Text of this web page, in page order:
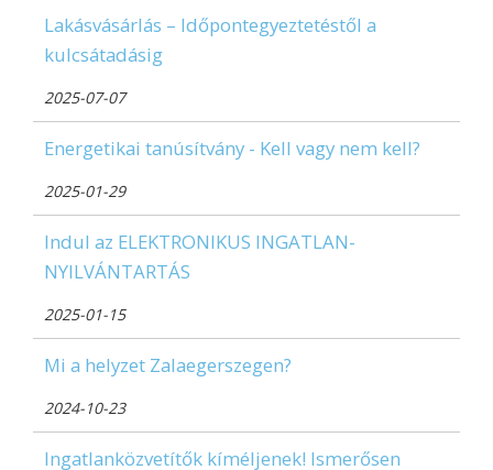
Lakásvásárlás – Időpontegyeztetéstől a
kulcsátadásig
2025-07-07
Energetikai tanúsítvány - Kell vagy nem kell?
2025-01-29
Indul az ELEKTRONIKUS INGATLAN-
NYILVÁNTARTÁS
2025-01-15
Mi a helyzet Zalaegerszegen?
2024-10-23
Ingatlanközvetítők kíméljenek! Ismerősen